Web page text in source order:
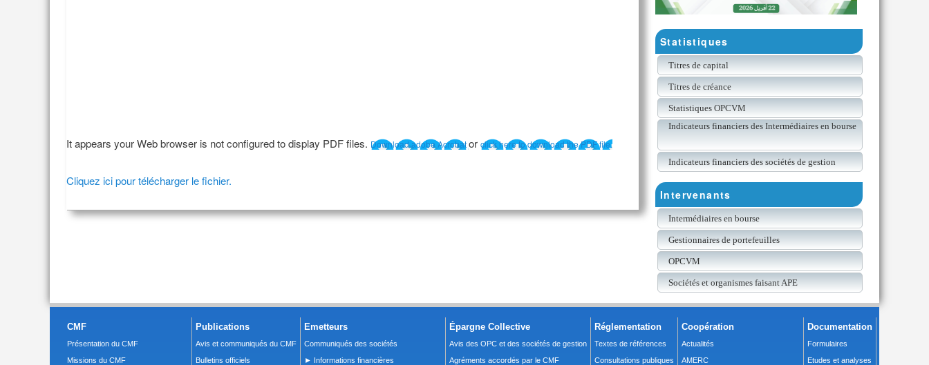
It appears your Web browser is not configured to display PDF files. Download adobe Acrobator click here to download the PDF file.
Cliquez ici pour télécharger le fichier.
Statistiques
Titres de capital
Titres de créance
Statistiques OPCVM
Indicateurs financiers des Intermédiaires en bourse
Indicateurs financiers des sociétés de gestion
Intervenants
Intermédiaires en bourse
Gestionnaires de portefeuilles
OPCVM
Sociétés et organismes faisant APE
CMF
Présentation du CMF
Missions du CMF
Publications
Avis et communiqués du CMF
Bulletins officiels
Emetteurs
Communiqués des sociétés
► Informations financières
Épargne Collective
Avis des OPC et des sociétés de gestion
Agréments accordés par le CMF
Réglementation
Textes de références
Consultations publiques
Coopération
Actualités
AMERC
Documentation
Formulaires
Etudes et analyses